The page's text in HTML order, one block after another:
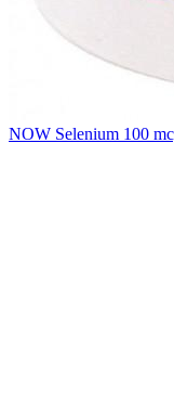
NOW Selenium 100